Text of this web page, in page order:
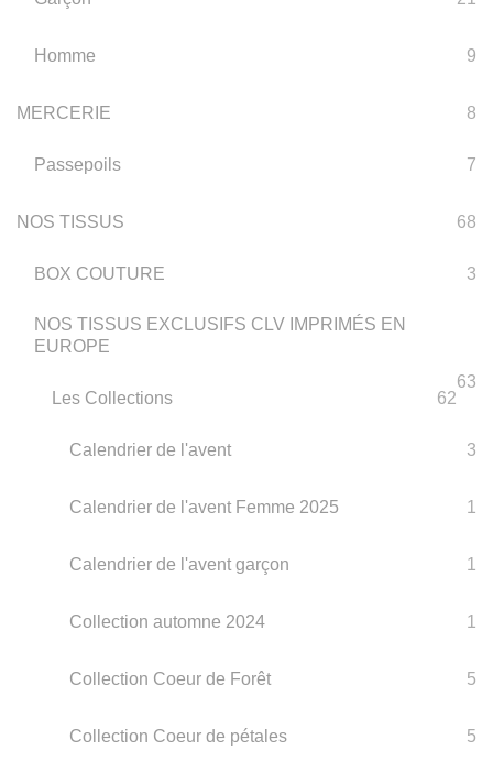
Homme 9
MERCERIE 8
Passepoils 7
NOS TISSUS 68
BOX COUTURE 3
NOS TISSUS EXCLUSIFS CLV IMPRIMÉS EN
EUROPE
63
Les Collections
62
Calendrier de l'avent 3
Calendrier de l'avent Femme 2025 1
Calendrier de l'avent garçon 1
Collection automne 2024 1
Collection Coeur de Forêt 5
Collection Coeur de pétales 5